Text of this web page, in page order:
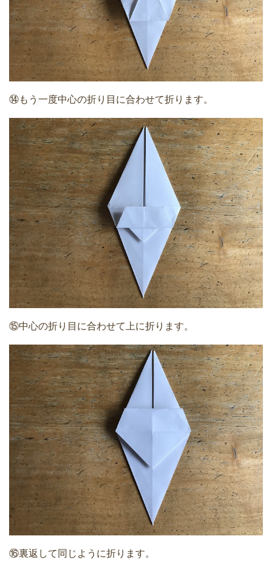
⑭もう一度中心の折り目に合わせて折ります。
⑮中心の折り目に合わせて上に折ります。
⑯裏返して同じように折ります。